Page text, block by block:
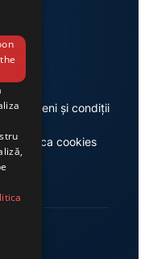
Termeni și condiții
Politica cookies